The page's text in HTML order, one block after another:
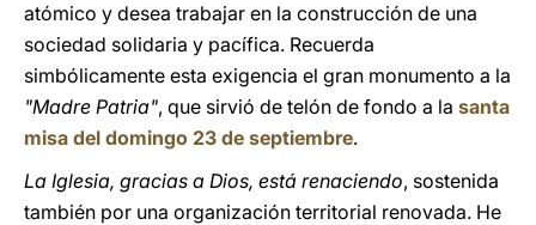
atómico y desea trabajar en la construcción de una
sociedad solidaria y pacífica. Recuerda
simbólicamente esta exigencia el gran monumento a la
"Madre Patria", que sirvió de telón de fondo a la santa
misa del domingo 23 de septiembre.
La Iglesia, gracias a Dios, está renaciendo, sostenida
también por una organización territorial renovada. He